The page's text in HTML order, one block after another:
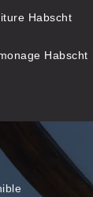
Habscht
Habscht